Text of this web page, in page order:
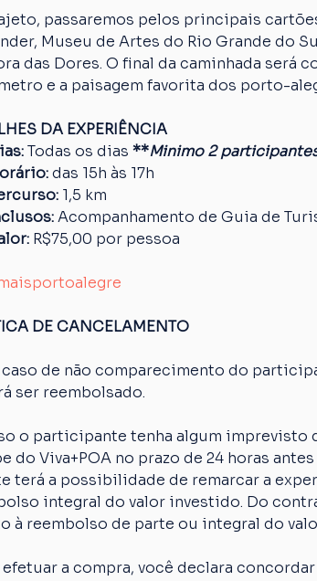
passaremos pelos principais
Museu de Artes do Rio Grande do
das Dores. O final da caminhada será
e a paisagem favorita dos porto-
DA EXPERIÊNCIA
Todas os dias **Minimo 2
das 15h às 17h
1,5 km
Acompanhamento de Guia de
R$75,00 por pessoa
DE CANCELAMENTO
caso de não comparecimento do
ser reembolsado.
o participante tenha algum
do Viva+POA no prazo de 24 horas
terá a possibilidade de remarcar a
integral do valor investido. Do
à reembolso de parte ou integral do
efetuar a compra, você declara